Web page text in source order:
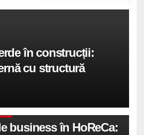
în construcții:
cu structură
business în HoReCa: